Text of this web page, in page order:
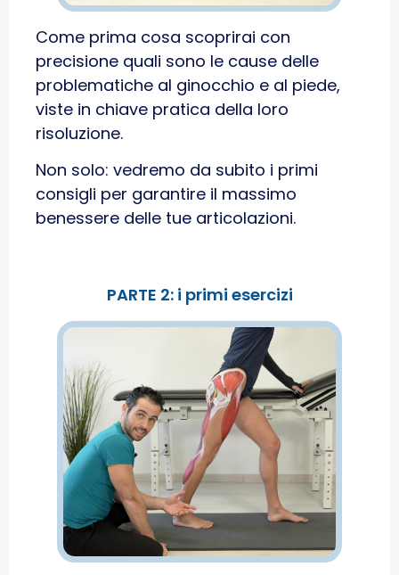
Come prima cosa scoprirai con
precisione quali sono le cause delle
problematiche al ginocchio e al piede,
viste in chiave pratica della loro
risoluzione.
Non solo: vedremo da subito i primi
consigli per garantire il massimo
benessere delle tue articolazioni.
PARTE 2: i primi esercizi